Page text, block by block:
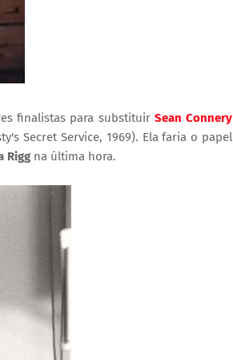
finalistas para substituir Sean Connery
Secret Service, 1969). Ela faria o papel
Rigg na última hora.